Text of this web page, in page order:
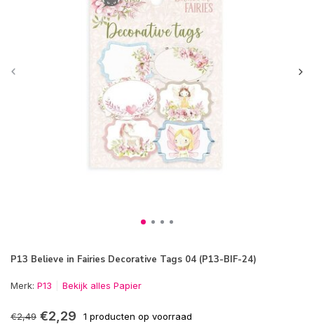
P13 Believe in Fairies Decorative Tags 04 (P13-BIF-24)
Merk: P13 Bekijk alles Papier
€2,49 €2,29 1 producten op voorraad